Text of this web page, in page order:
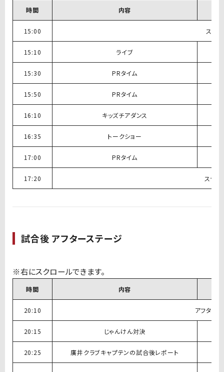
時間 内容
15:00 ステ
15:10 ライブ
15:30 PRタイム
15:50 PRタイム
16:10 キッズチアダンス
16:35 トークショー
17:00 PRタイム
17:20 ステ
試合後 アフターステージ
時間 内容
20:10 アフター
20:15 じゃんけん対決
20:25 廣井クラブキャプテンの試合後レポート